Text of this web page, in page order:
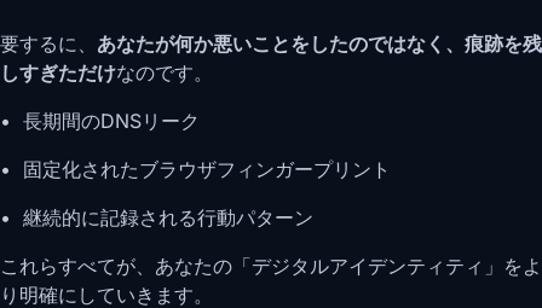
要するに、 あなたが何か悪いことをしたのではなく、痕跡を残
しすぎただけなのです。
• 長期間のDNSリーク
• 固定化されたブラウザフィンガープリント
• 継続的に記録される行動パターン
これらすべてが、あなたの「デジタルアイデンティティ」をよ
り明確にしていきます。